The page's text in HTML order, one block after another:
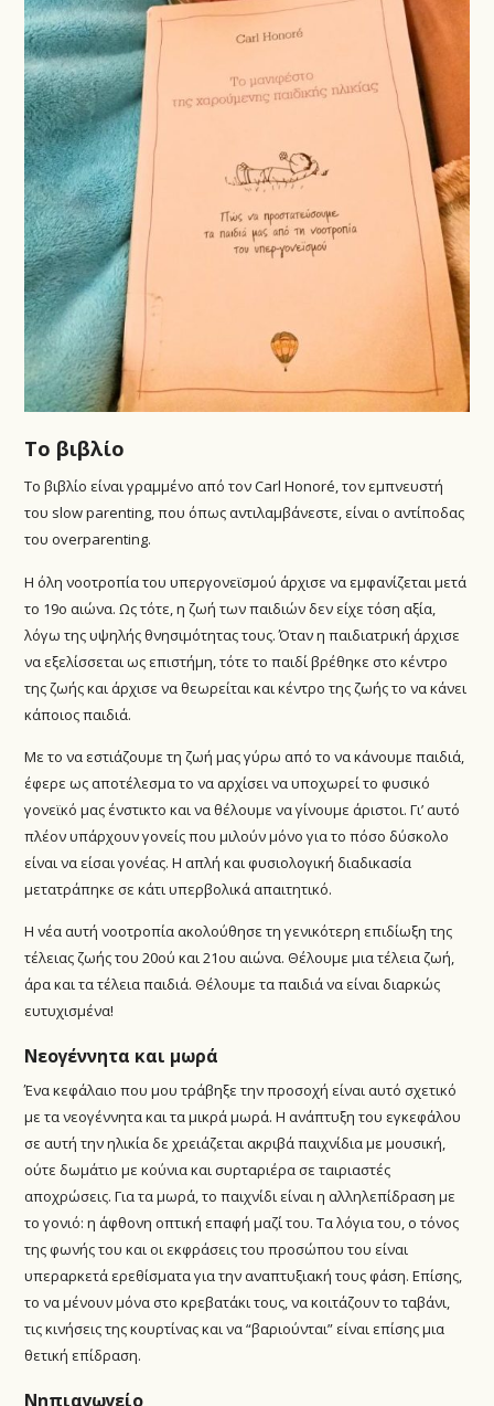
Το βιβλίο
Το βιβλίο είναι γραμμένο από τον Carl Honoré, τον εμπνευστή
του slow parenting, που όπως αντιλαμβάνεστε, είναι ο αντίποδας
του overparenting.
Η όλη νοοτροπία του υπεργονεϊσμού άρχισε να εμφανίζεται μετά
το 19ο αιώνα. Ως τότε, η ζωή των παιδιών δεν είχε τόση αξία,
λόγω της υψηλής θνησιμότητας τους. Όταν η παιδιατρική άρχισε
να εξελίσσεται ως επιστήμη, τότε το παιδί βρέθηκε στο κέντρο
της ζωής και άρχισε να θεωρείται και κέντρο της ζωής το να κάνει
κάποιος παιδιά.
Με το να εστιάζουμε τη ζωή μας γύρω από το να κάνουμε παιδιά,
έφερε ως αποτέλεσμα το να αρχίσει να υποχωρεί το φυσικό
γονεϊκό μας ένστικτο και να θέλουμε να γίνουμε άριστοι. Γι’ αυτό
πλέον υπάρχουν γονείς που μιλούν μόνο για το πόσο δύσκολο
είναι να είσαι γονέας. Η απλή και φυσιολογική διαδικασία
μετατράπηκε σε κάτι υπερβολικά απαιτητικό.
Η νέα αυτή νοοτροπία ακολούθησε τη γενικότερη επιδίωξη της
τέλειας ζωής του 20ού και 21ου αιώνα. Θέλουμε μια τέλεια ζωή,
άρα και τα τέλεια παιδιά. Θέλουμε τα παιδιά να είναι διαρκώς
ευτυχισμένα!
Νεογέννητα και μωρά
Ένα κεφάλαιο που μου τράβηξε την προσοχή είναι αυτό σχετικό
με τα νεογέννητα και τα μικρά μωρά. Η ανάπτυξη του εγκεφάλου
σε αυτή την ηλικία δε χρειάζεται ακριβά παιχνίδια με μουσική,
ούτε δωμάτιο με κούνια και συρταριέρα σε ταιριαστές
αποχρώσεις. Για τα μωρά, το παιχνίδι είναι η αλληλεπίδραση με
το γονιό: η άφθονη οπτική επαφή μαζί του. Τα λόγια του, ο τόνος
της φωνής του και οι εκφράσεις του προσώπου του είναι
υπεραρκετά ερεθίσματα για την αναπτυξιακή τους φάση. Επίσης,
το να μένουν μόνα στο κρεβατάκι τους, να κοιτάζουν το ταβάνι,
τις κινήσεις της κουρτίνας και να “βαριούνται” είναι επίσης μια
θετική επίδραση.
Νηπιαγωγείο